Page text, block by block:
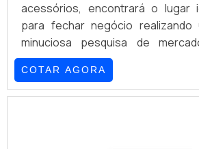
acessórios, encontrará o lugar
para fechar negócio realizando
minuciosa pesquisa de
achando detalhes sobre a líder da
de atuação.OUTRAS
SOBRE RACKS
COTAR AGORA